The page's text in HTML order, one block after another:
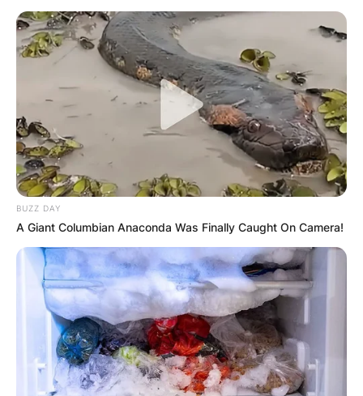
запуштен или не гледале перспектива во
него. Деновите кои ги поминуваме на
фармата се различни. Во текот на
викендите сме постојано во тој плац со
животните. Утринско хранење, промена на
свежа вода, собирање на јајцата во
попладневните часови се најубавите
работи. Пиењето кафе и едноставно
живеењето со биодиверзитет, со животни
кои што во благодет живеат околу вас е
прекрасен. Во работните денови стануваме
рано затоа што фармата треба да се отвори
бидејќи кокошките спијат затворени. Тие
сами влегуваат внатре во определниот
простор за да спијат, каде што навечер ги
затвораме, а потоа наутро ги пуштаме и
проверуваме дали има некаков проблем.
BUZZ DAY
A Giant Columbian Anaconda Was Finally Caught On Camera!